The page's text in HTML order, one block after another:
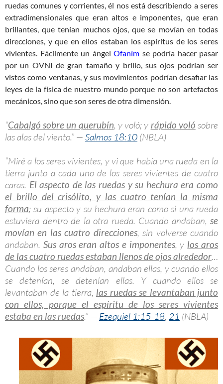
ruedas comunes y corrientes, él nos está describiendo a seres
extradimensionales que eran altos e imponentes, que eran
brillantes, que tenían muchos ojos, que se movían en todas
direcciones, y que en ellos estaban los espíritus de los seres
vivientes. Fácilmente un ángel Ofaním se podría hacer pasar
por un OVNI de gran tamaño y brillo, sus ojos podrían ser
vistos como ventanas, y sus movimientos podrían desafiar las
leyes de la física de nuestro mundo porque no son artefactos
mecánicos, sino que son seres de otra dimensión.
“Cabalgó sobre un querubín, y voló; y rápido voló sobre
las alas del viento.” — Salmos 18:10 (NBLA)
“Miré a los seres vivientes, y vi que había una rueda en la
tierra junto a cada uno de los seres vivientes de cuatro
caras. El aspecto de las ruedas y su hechura era como
el brillo del crisólito, y las cuatro tenían la misma
forma; su aspecto y su hechura eran como si una rueda
estuviera dentro de la otra rueda. Cuando andaban, se
movían en las cuatro direcciones, sin volverse cuando
andaban. Sus aros eran altos e imponentes, y los aros
de las cuatro ruedas estaban llenos de ojos alrededor…
Cuando los seres andaban, andaban ellas, y cuando ellos
se detenían, se detenían ellas. Y cuando ellos se
levantaban de la tierra, las ruedas se levantaban junto
con ellos, porque el espíritu de los seres vivientes
estaba en las ruedas.” — Ezequiel 1:15-18, 21 (NBLA)